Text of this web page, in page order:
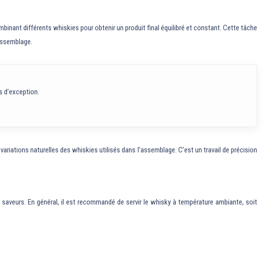
différents whiskies pour obtenir un produit final équilibré et constant. Cette tâche
d’exception.
naturelles des whiskies utilisés dans l’assemblage. C’est un travail de précision
En général, il est recommandé de servir le whisky à température ambiante, soit